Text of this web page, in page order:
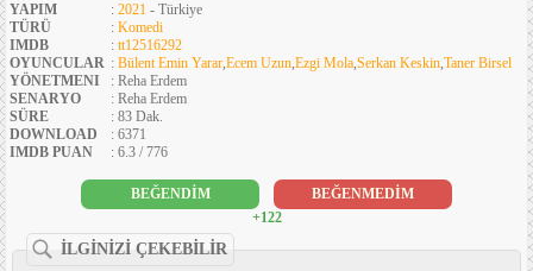
YAPIM : 2021 - Türkiye
TÜRÜ
: Komedi
IMDB
: tt12516292
OYUNCULAR : Bülent Emin Yarar,Ecem Uzun,Ezgi Mola,Serkan Keskin,Taner Birsel
YÖNETMENI
: Reha Erdem
SENARYO
: Reha Erdem
SÜRE
: 83 Dak.
DOWNLOAD
: 6371
IMDB PUAN
: 6.3 / 776
BEĞENDİM
BEĞENMEDİM
+122
İLGİNİZİ ÇEKEBİLİR